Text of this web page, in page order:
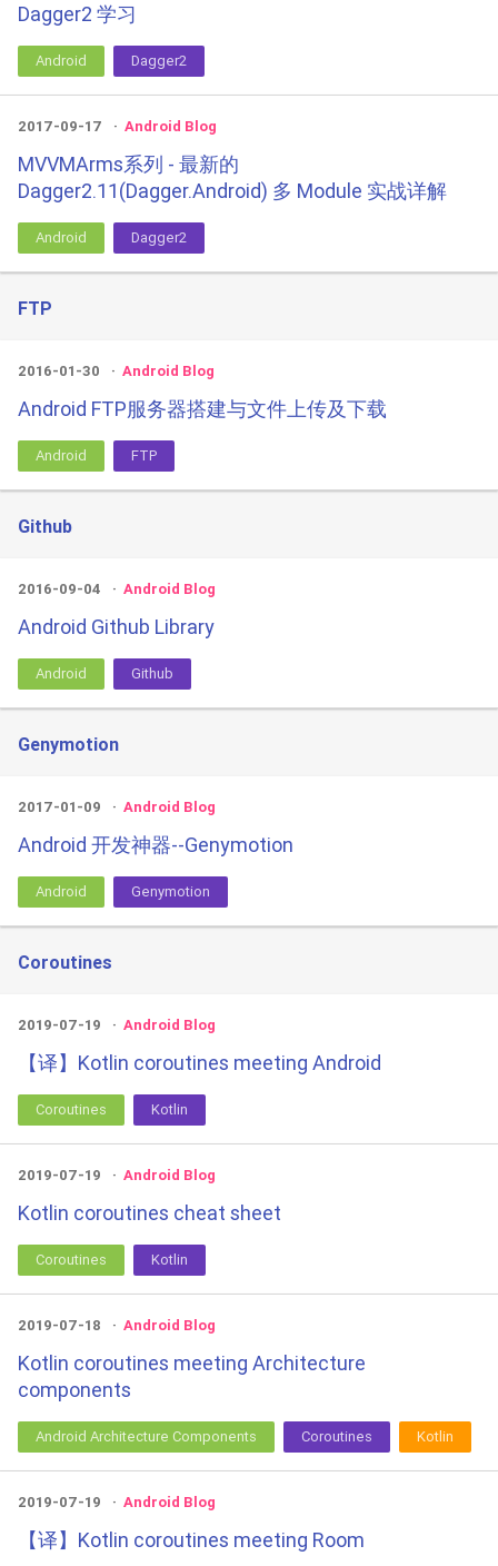
Dagger2 学习
Android Dagger2
2017-09-17 Android Blog
MVVMArms系列 - 最新的
Dagger2.11(Dagger.Android) 多 Module 实战详解
Android Dagger2
FTP
2016-01-30 Android Blog
Android FTP服务器搭建与文件上传及下载
Android FTP
Github
2016-09-04 Android Blog
Android Github Library
Android Github
Genymotion
2017-01-09 Android Blog
Android 开发神器--Genymotion
Android Genymotion
Coroutines
2019-07-19 Android Blog
【译】Kotlin coroutines meeting Android
Coroutines Kotlin
2019-07-19 Android Blog
Kotlin coroutines cheat sheet
Coroutines Kotlin
2019-07-18 Android Blog
Kotlin coroutines meeting Architecture
components
Android Architecture Components Coroutines Kotlin
2019-07-19 Android Blog
【译】Kotlin coroutines meeting Room